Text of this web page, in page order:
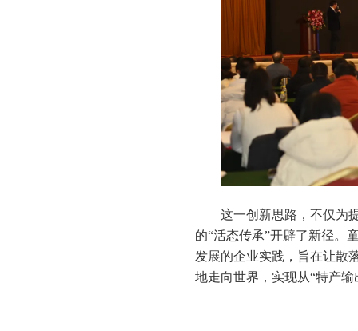
这一创新思路，不仅为
的“活态传承”开辟了新径。
发展的企业实践，旨在让散
地走向世界，实现从“特产输